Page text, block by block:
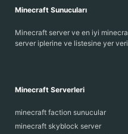
Minecraft Sunucuları
Minecraft server ve en iyi
server iplerine ve listesine yer
Minecraft Serverleri
minecraft faction sunucular
minecraft skyblock server